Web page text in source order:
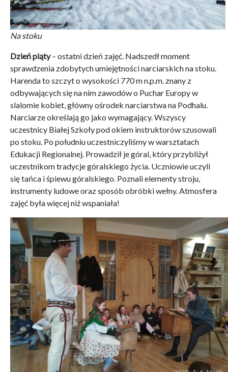
Na stoku
Dzień piąty– ostatni dzień zajęć. Nadszedł moment
sprawdzenia zdobytych umiejętności narciarskich na stoku.
Harenda to szczyt o wysokości 770 m n.p.m. znany z
odbywających się na nim zawodów o Puchar Europy w
slalomie kobiet, główny ośrodek narciarstwa na Podhalu.
Narciarze określają go jako wymagający. Wszyscy
uczestnicy Białej Szkoły pod okiem instruktorów szusowali
po stoku. Po południu uczestniczyliśmy w warsztatach
Edukacji Regionalnej. Prowadził je góral, który przybliżył
uczestnikom tradycje góralskiego życia. Uczniowie uczyli
się tańca i śpiewu góralskiego. Poznali elementy stroju,
instrumenty ludowe oraz sposób obróbki wełny. Atmosfera
zajęć była więcej niż wspaniała!